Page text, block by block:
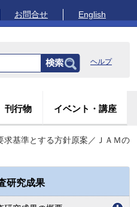
お問合せ English
ヘルプ
刊行物 イベント・講座
基準とする方針原案／ＪＡＭの
研究成果